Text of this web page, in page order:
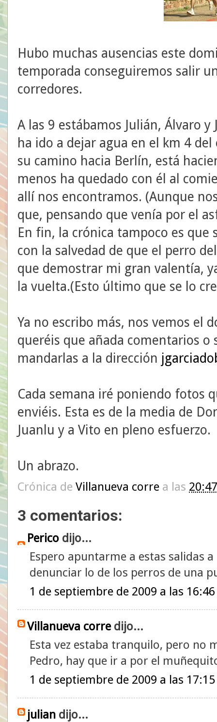
Hubo muchas ausencias este
temporada conseguiremos salir
corredores.
A las 9 estábamos Julián, Álvaro
ha ido a dejar agua en el km 4
su camino hacia Berlín, está
menos ha quedado con él al
allí nos encontramos. (Aunque
que, pensando que venía por el
En fin, la crónica tampoco es
con la salvedad de que el perro
que demostrar mi gran valentía,
la vuelta.(Esto último que se lo
Ya no escribo más, nos vemos el
queréis que añada comentarios o
mandarlas a la dirección
Cada semana iré poniendo fotos
enviéis. Esta es de la media de
Juanlu y a Vito en pleno esfuerzo.
Un abrazo.
Crónica de Villanueva corre a las 20:47
3 comentarios:
Perico dijo...
Espero apuntarme a estas salidas
denunciar lo de los perros de una
1 de septiembre de 2009 a las 16:46
Villanueva corredijo...
Esta vez estaba tranquilo, pero no
Pedro, hay que ir a por el
1 de septiembre de 2009 a las 17:15
julian dijo...